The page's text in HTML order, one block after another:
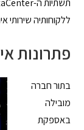
ללקוחותיה
פתרונות
בתור חברה
מובילה
באספקת